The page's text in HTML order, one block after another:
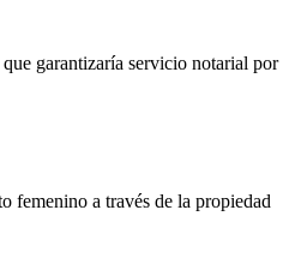
garantizaría servicio notarial por
femenino a través de la propiedad